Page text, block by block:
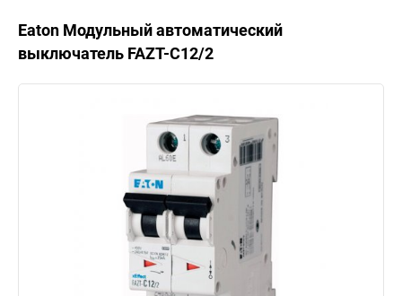
Eaton Модульный автоматический
выключатель FAZT-C12/2